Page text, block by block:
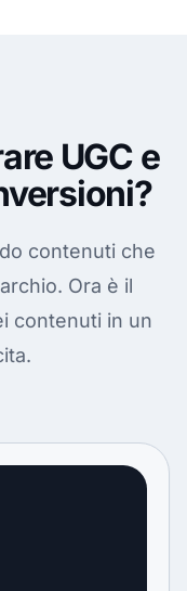
UGC e
contenuti che
Ora è il
contenuti in un